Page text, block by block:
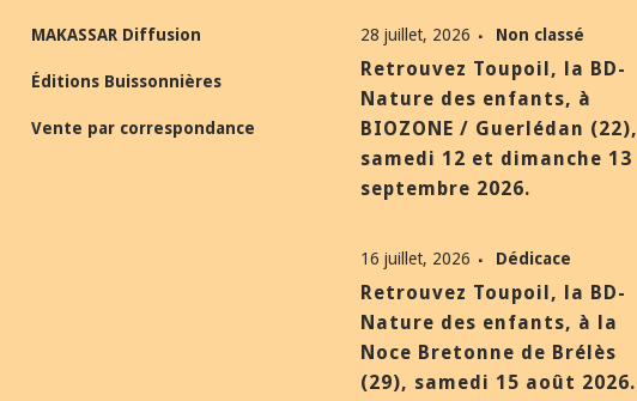
MAKASSAR Diffusion
Éditions Buissonnières
Vente par correspondance
28 juillet, 2026 Non classé
Retrouvez Toupoil, la BD-
Nature des enfants, à
BIOZONE / Guerlédan (22),
samedi 12 et dimanche 13
septembre 2026.
16 juillet, 2026 Dédicace
Retrouvez Toupoil, la BD-
Nature des enfants, à la
Noce Bretonne de Brélès
(29), samedi 15 août 2026.